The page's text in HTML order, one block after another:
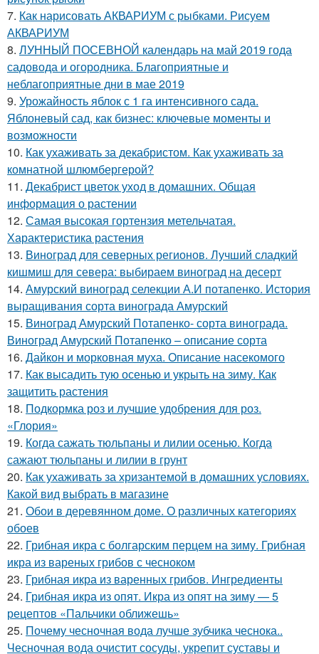
7. Как нарисовать АКВАРИУМ с рыбками. Рисуем
АКВАРИУМ
8. ЛУННЫЙ ПОСЕВНОЙ календарь на май 2019 года
садовода и огородника. Благоприятные и
неблагоприятные дни в мае 2019
9. Урожайность яблок с 1 га интенсивного сада.
Яблоневый сад, как бизнес: ключевые моменты и
возможности
10. Как ухаживать за декабристом. Как ухаживать за
комнатной шлюмбергерой?
11. Декабрист цветок уход в домашних. Общая
информация о растении
12. Самая высокая гортензия метельчатая.
Характеристика растения
13. Виноград для северных регионов. Лучший сладкий
кишмиш для севера: выбираем виноград на десерт
14. Амурский виноград селекции А.И потапенко. История
выращивания сорта винограда Амурский
15. Виноград Амурский Потапенко- сорта винограда.
Виноград Амурский Потапенко – описание сорта
16. Дайкон и морковная муха. Описание насекомого
17. Как высадить тую осенью и укрыть на зиму. Как
защитить растения
18. Подкормка роз и лучшие удобрения для роз.
«Глория»
19. Когда сажать тюльпаны и лилии осенью. Когда
сажают тюльпаны и лилии в грунт
20. Как ухаживать за хризантемой в домашних условиях.
Какой вид выбрать в магазине
21. Обои в деревянном доме. О различных категориях
обоев
22. Грибная икра с болгарским перцем на зиму. Грибная
икра из вареных грибов с чесноком
23. Грибная икра из варенных грибов. Ингредиенты
24. Грибная икра из опят. Икра из опят на зиму — 5
рецептов «Пальчики оближешь»
25. Почему чесночная вода лучше зубчика чеснока..
Чесночная вода очистит сосуды, укрепит суставы и